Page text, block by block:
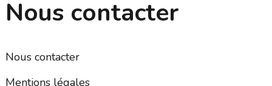
Nous contacter
Nous contacter
Mentions légales